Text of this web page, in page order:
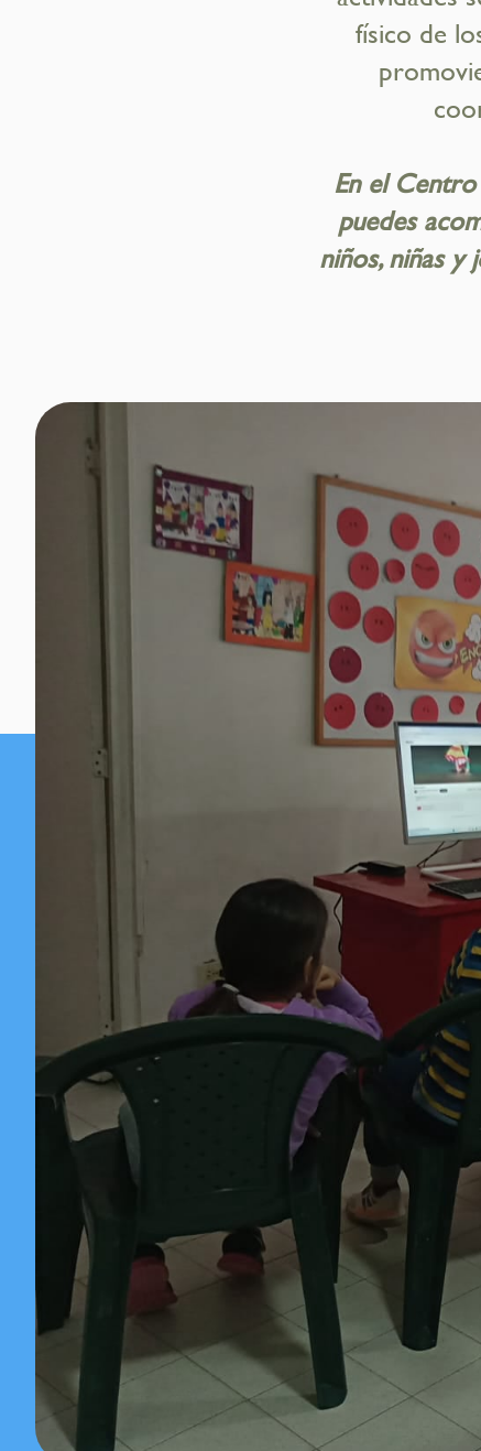
físico de
En el
puedes
niños, niñas